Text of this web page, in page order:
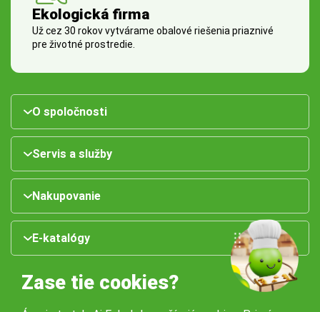
Ekologická firma
Už cez 30 rokov vytvárame obalové riešenia priaznivé
pre životné prostredie.
O spoločnosti
Servis a služby
Nakupovanie
E-katalógy
Zase tie cookies?